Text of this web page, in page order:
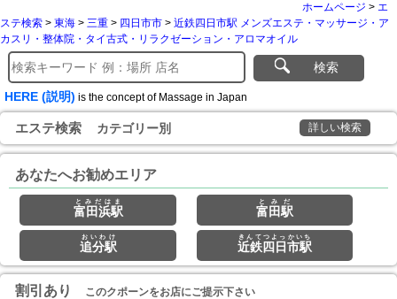
ホームページ > エ
ステ検索 > 東海 > 三重 > 四日市市 > 近鉄四日市駅 メンズエステ・マッサージ・ア
カスリ・整体院・タイ古式・リラクゼーション・アロマオイル
検索
HERE (説明) is the concept of Massage in Japan
エステ検索 カテゴリー別 詳しい検索
あなたへお勧めエリア
富田浜駅
とみだはま
富田駅
とみだ
追分駅
おいわけ
近鉄四日市駅
きんてつよっかいち
割引あり このクポーンをお店にご提示下さい